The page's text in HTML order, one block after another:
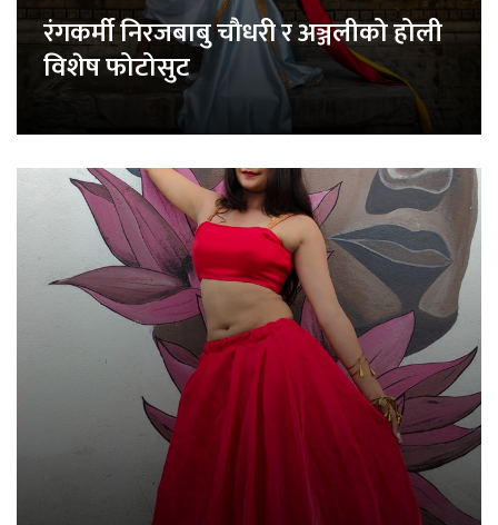
रंगकर्मी निरजबाबु चौधरी र अञ्जलीको होली
विशेष फोटोसुट